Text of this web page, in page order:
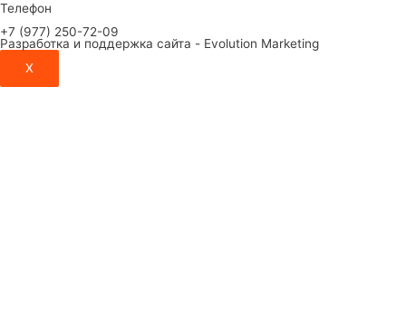
Телефон
+7 (977) 250-72-09
Разработка и поддержка сайта - Evolution Marketing
X